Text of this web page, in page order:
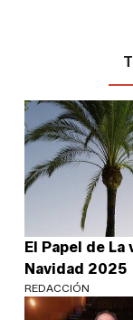
El Papel de
Navidad 2025
REDACCIÓN